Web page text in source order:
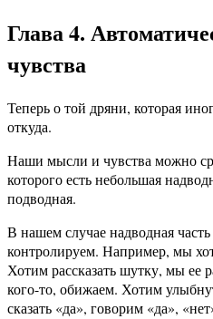
Глава 4.
чувства
Теперь о той дряни, которая
откуда.
Наши мысли и чувства можно
которого есть небольшая
подводная.
В нашем случае надводная
контролируем. Например, мы
Хотим рассказать шутку, мы ее
кого-то, обижаем. Хотим
сказать «да», говорим «да»,